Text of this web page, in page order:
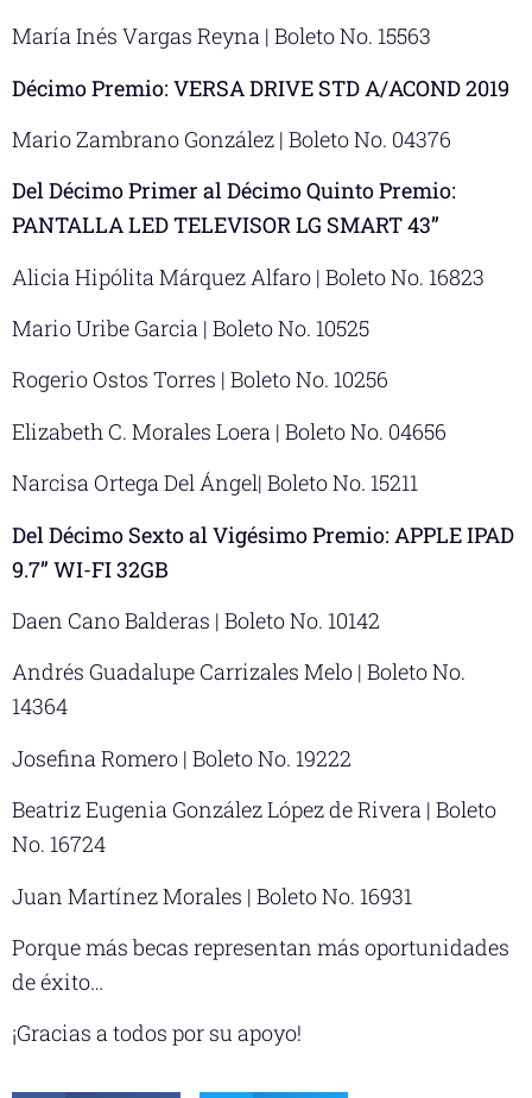
María Inés Vargas Reyna | Boleto No. 15563
Décimo Premio: VERSA DRIVE STD A/ACOND 2019
Mario Zambrano González | Boleto No. 04376
Del Décimo Primer al Décimo Quinto Premio:
PANTALLA LED TELEVISOR LG SMART 43”
Alicia Hipólita Márquez Alfaro | Boleto No. 16823
Mario Uribe Garcia | Boleto No. 10525
Rogerio Ostos Torres | Boleto No. 10256
Elizabeth C. Morales Loera | Boleto No. 04656
Narcisa Ortega Del Ángel| Boleto No. 15211
Del Décimo Sexto al Vigésimo Premio: APPLE IPAD
9.7” WI-FI 32GB
Daen Cano Balderas | Boleto No. 10142
Andrés Guadalupe Carrizales Melo | Boleto No.
14364
Josefina Romero | Boleto No. 19222
Beatriz Eugenia González López de Rivera | Boleto
No. 16724
Juan Martínez Morales | Boleto No. 16931
Porque más becas representan más oportunidades
de éxito…
¡Gracias a todos por su apoyo!